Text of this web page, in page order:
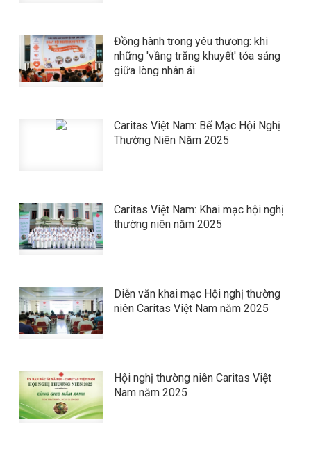
Đồng hành trong yêu thương: khi
những 'vầng trăng khuyết' tỏa sáng
giữa lòng nhân ái
Caritas Việt Nam: Bế Mạc Hội Nghị
Thường Niên Năm 2025
Caritas Việt Nam: Khai mạc hội nghị
thường niên năm 2025
Diễn văn khai mạc Hội nghị thường
niên Caritas Việt Nam năm 2025
Hội nghị thường niên Caritas Việt
Nam năm 2025